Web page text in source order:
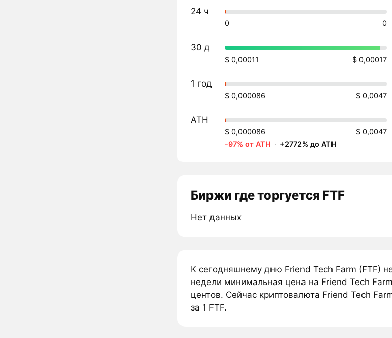
24 ч
0 0
30 д
$ 0,00011 $ 0,00017
1 год
$ 0,000086 $ 0,0047
ATH
$ 0,000086
$ 0,0047
-97% от ATH · +2772% до ATH
Биржи где торгуется FTF
Нет данных
К сегодняшнему дню Friend Tech Farm (FTF)
недели минимальная цена на Friend Tech
центов. Сейчас криптовалюта Friend Tech
за 1 FTF.